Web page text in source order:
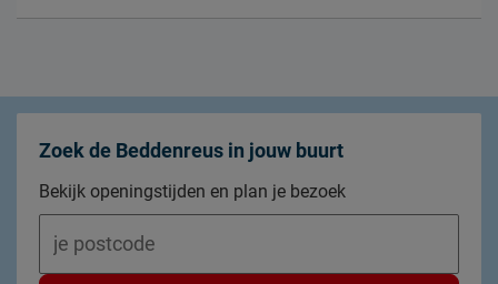
Zoek de Beddenreus in jouw buurt
Bekijk openingstijden en plan je bezoek